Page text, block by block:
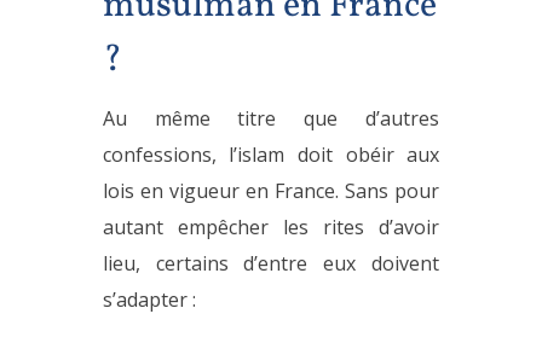
?
Au même titre que d’autres
confessions, l’islam doit obéir aux
lois en vigueur en France. Sans pour
autant empêcher les rites d’avoir
lieu, certains d’entre eux doivent
s’adapter :